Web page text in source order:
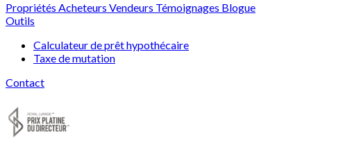
Propriétés Acheteurs Vendeurs Témoignages Blogue
Outils
Calculateur de prêt hypothécaire
Taxe de mutation
Contact